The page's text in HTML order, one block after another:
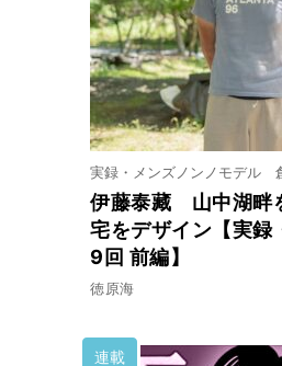
実録・メンズノンノモデル
伊藤泰藏 山中湖畔
宅をデザイン【実録
9回 前編】
徳原海
連載